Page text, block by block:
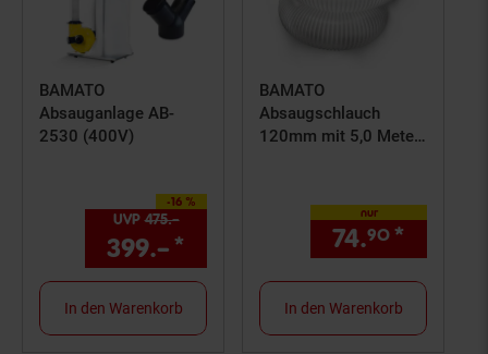
BAMATO
Absauganlage AB-
2530 (400V)
-16 %
Sie Sparen 16 Prozent,
UVP475.–UVP : 475,–€
399.–* Aktueller Preis: 399,–€
In den Warenkorb
BAMATO
Absaugschlauch
120mm mit 5,0 Meter
nur
74.90 *
In den Warenkorb